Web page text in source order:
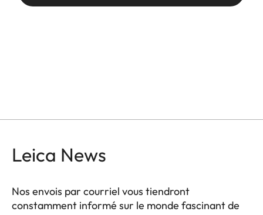
Leica News
Nos envois par courriel vous tiendront
constamment informé sur le monde fascinant de